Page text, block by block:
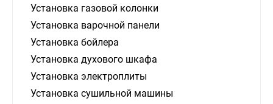
Установка газовой колонки
Установка варочной панели
Установка бойлера
Установка духового шкафа
Установка электроплиты
Установка сушильной машины